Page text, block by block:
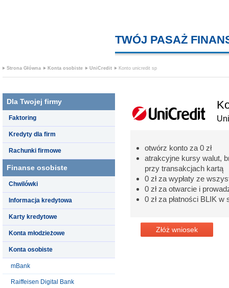
TWÓJ PASAŻ
Strona Główna Konta osobiste UniCredit Konto unicredit sp
Dla Twojej firmy
Faktoring
Kredyty dla firm
Rachunki firmowe
Finanse osobiste
Chwilówki
Informacja kredytowa
Karty kredytowe
Konta młodzieżowe
Konta osobiste
mBank
Raiffeisen Digital Bank
otwórz konto za 0 zł
atrakcyjne kursy walut,
przy transakcjach kartą
0 zł za wypłaty ze
0 zł za otwarcie i
0 zł za płatności BLIK
Złóż wniosek